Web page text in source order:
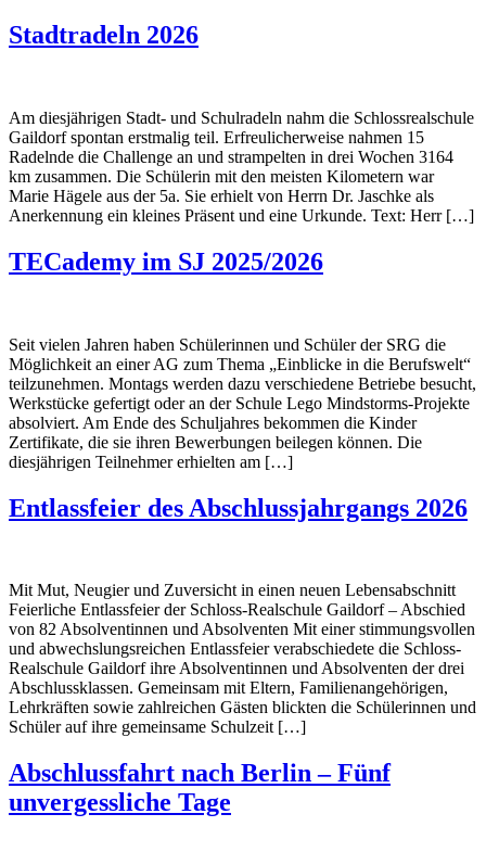
Stadtradeln 2026
Am diesjährigen Stadt- und Schulradeln nahm die Schlossrealschule
Gaildorf spontan erstmalig teil. Erfreulicherweise nahmen 15
Radelnde die Challenge an und strampelten in drei Wochen 3164
km zusammen. Die Schülerin mit den meisten Kilometern war
Marie Hägele aus der 5a. Sie erhielt von Herrn Dr. Jaschke als
Anerkennung ein kleines Präsent und eine Urkunde. Text: Herr […]
TECademy im SJ 2025/2026
Seit vielen Jahren haben Schülerinnen und Schüler der SRG die
Möglichkeit an einer AG zum Thema „Einblicke in die Berufswelt“
teilzunehmen. Montags werden dazu verschiedene Betriebe besucht,
Werkstücke gefertigt oder an der Schule Lego Mindstorms-Projekte
absolviert. Am Ende des Schuljahres bekommen die Kinder
Zertifikate, die sie ihren Bewerbungen beilegen können. Die
diesjährigen Teilnehmer erhielten am […]
Entlassfeier des Abschlussjahrgangs 2026
Mit Mut, Neugier und Zuversicht in einen neuen Lebensabschnitt
Feierliche Entlassfeier der Schloss-Realschule Gaildorf – Abschied
von 82 Absolventinnen und Absolventen Mit einer stimmungsvollen
und abwechslungsreichen Entlassfeier verabschiedete die Schloss-
Realschule Gaildorf ihre Absolventinnen und Absolventen der drei
Abschlussklassen. Gemeinsam mit Eltern, Familienangehörigen,
Lehrkräften sowie zahlreichen Gästen blickten die Schülerinnen und
Schüler auf ihre gemeinsame Schulzeit […]
Abschlussfahrt nach Berlin – Fünf
unvergessliche Tage